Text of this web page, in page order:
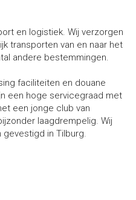
en logistiek. Wij verzorgen
transporten van en naar het
andere bestemmingen.
faciliteiten en douane
een hoge servicegraad met
een jonge club van
laagdrempelig. Wij
in Tilburg.